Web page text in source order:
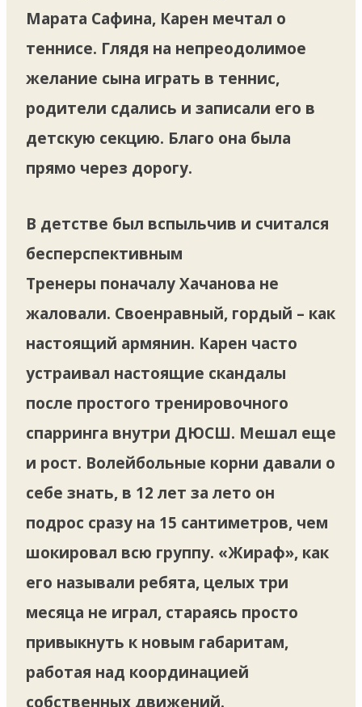
Марата Сафина, Карен мечтал о
теннисе. Глядя на непреодолимое
желание сына играть в теннис,
родители сдались и записали его в
детскую секцию. Благо она была
прямо через дорогу.
В детстве был вспыльчив и считался
бесперспективным
Тренеры поначалу Хачанова не
жаловали. Своенравный, гордый – как
настоящий армянин. Карен часто
устраивал настоящие скандалы
после простого тренировочного
спарринга внутри ДЮСШ. Мешал еще
и рост. Волейбольные корни давали о
себе знать, в 12 лет за лето он
подрос сразу на 15 сантиметров, чем
шокировал всю группу. «Жираф», как
его называли ребята, целых три
месяца не играл, стараясь просто
привыкнуть к новым габаритам,
работая над координацией
собственных движений.